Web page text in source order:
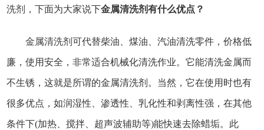
洗剂 ，下面为大家说下金属清洗剂有什么优点？
金属清洗剂可代替柴油、煤油、汽油清洗零件，价格低
廉，使用安全，非常适合机械化清洗作业。它能清洗金属而
不生锈，这就是所谓的金属清洗剂。当然，它在使用时也有
很多优点，如润湿性、渗透性、乳化性和剥离性强，在其他
条件下(加热、搅拌、超声波辅助等)能快速去除蜡垢。此